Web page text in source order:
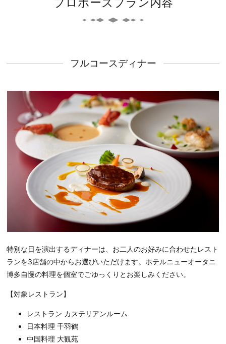
プロポーズプラン内容
フルコースディナー
特別な日を演出するディナーは、お二人のお好みに合わせたレスト
ランを3店舗の中からお選びいただけます。ホテルニューオータニ
博多自慢の料理を個室でごゆっくりとお楽しみください。
【対象レストラン】
レストラン カステリアンルーム
日本料理 千羽鶴
中国料理 大観苑